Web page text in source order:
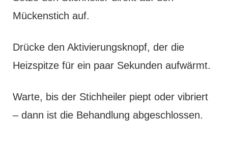
Mückenstich auf.
Drücke den Aktivierungsknopf, der die
Heizspitze für ein paar Sekunden aufwärmt.
Warte, bis der Stichheiler piept oder vibriert
– dann ist die Behandlung abgeschlossen.